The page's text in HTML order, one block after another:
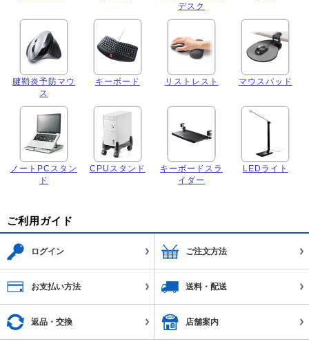
デスク
腱鞘炎予防マウ
ス
キーボード リストレスト マウスパッド
ノートPCスタン
ド
CPUスタンド
キーボードスラ
イダー
LEDライト
ご利用ガイド
ログイン ご注文方法
お支払い方法 送料・配送
返品・交換 店舗案内